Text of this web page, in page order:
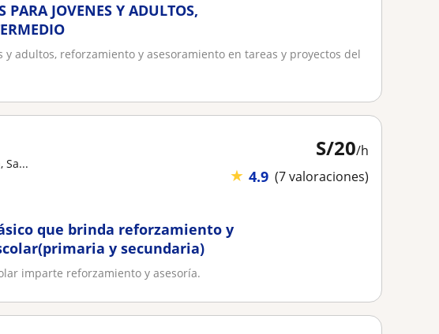
PARA JOVENES Y ADULTOS,
y adultos, reforzamiento y asesoramiento en tareas y proyectos del
S/20/h
★ 4.9 (7 valoraciones)
Sa...
que brinda reforzamiento y
y secundaria)
imparte reforzamiento y asesoría.